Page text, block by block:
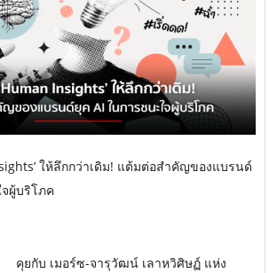
ให้ลึกกว่าเดิม! แต้มต่อสำคัญของแบรนด์
ผู้บริโภค
คุยกับ เมอร์ซ-จารุวัฒน์ เลาหวิศิษฏ์ แห่ง